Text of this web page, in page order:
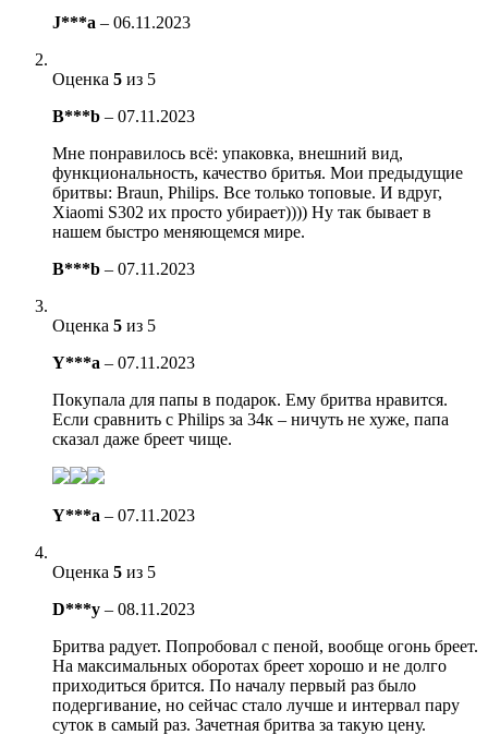
J***a – 06.11.2023
Оценка 5 из 5
B***b – 07.11.2023
Мне понравилось всё: упаковка, внешний вид,
функциональность, качество бритья. Мои предыдущие
бритвы: Braun, Philips. Все только топовые. И вдруг,
Xiaomi S302 их просто убирает)))) Ну так бывает в
нашем быстро меняющемся мире.
B***b – 07.11.2023
Оценка 5 из 5
Y***a – 07.11.2023
Покупала для папы в подарок. Ему бритва нравится.
Если сравнить с Philips за 34к – ничуть не хуже, папа
сказал даже бреет чище.
Y***a – 07.11.2023
Оценка 5 из 5
D***y – 08.11.2023
Бритва радует. Попробовал с пеной, вообще огонь бреет.
На максимальных оборотах бреет хорошо и не долго
приходиться брится. По началу первый раз было
подергивание, но сейчас стало лучше и интервал пару
суток в самый раз. Зачетная бритва за такую цену.